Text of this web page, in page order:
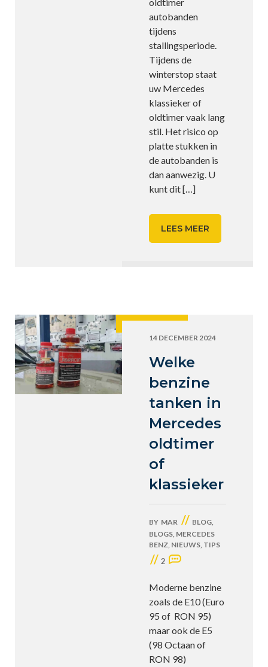
autobanden
tijdens
stallingsperiode.
Tijdens de
winterstop staat
uw Mercedes
klassieker of
oldtimer vaak lang
stil. Het risico op
platte stukken in
de autobanden is
dan aanwezig. U
kunt dit[…]
LEES MEER
14 DECEMBER 2024
Welke
benzine
tanken in
Mercedes
oldtimer
of
klassieker
BY MAR // BLOG,
BLOGS, MERCEDES
BENZ, NIEUWS, TIPS
// 2
Moderne benzine
zoals de E10 (Euro
95 of RON 95)
maar ook de E5
(98 Octaan of
RON 98)